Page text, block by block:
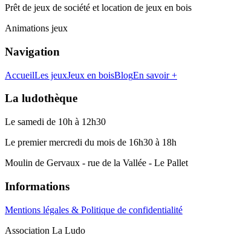
Prêt de jeux de société et location de jeux en bois
Animations jeux
Navigation
AccueilLes jeuxJeux en boisBlogEn savoir +
La ludothèque
Le samedi de 10h à 12h30
Le premier mercredi du mois de 16h30 à 18h
Moulin de Gervaux - rue de la Vallée - Le Pallet
Informations
Mentions légales & Politique de confidentialité
Association La Ludo